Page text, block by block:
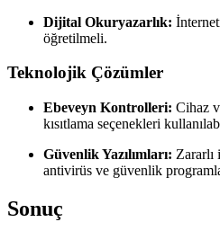
Dijital Okuryazarlık:
öğretilmeli.
Teknolojik Çözümler
Ebeveyn Kontrolleri: Cihaz
kısıtlama seçenekleri
Güvenlik Yazılımları:
antivirüs ve güvenlik
Sonuç